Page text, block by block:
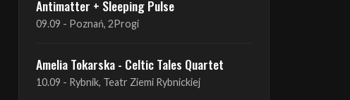
Amelia Tokarska - Celtic Tales Quartet
10.09 - Rybnik, Teatr Ziemi Rybnickiej
Antimatter + Sleeping Pulse
10.09 - Gdańsk, Drizzly Grizzly